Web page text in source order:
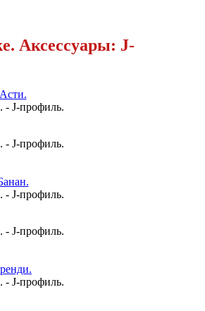
Аксессуары: J-
- J-профиль.
- J-профиль.
- J-профиль.
- J-профиль.
- J-профиль.